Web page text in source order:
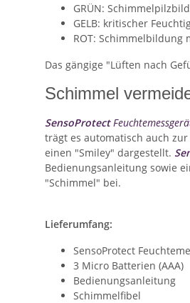
GRÜN:
GELB: kritischer
ROT: Schimmelbildung
Das gängige "Lüften nach
Schimmel
SensoProtect
trägt es automatisch auch
einen "Smiley" dargestellt.
Bedienungsanleitung sowie
"Schimmel" bei.
Lieferumfang:
SensoProtect
3 Micro Batterien (AAA)
Bedienungsanleitung
Schimmelfibel